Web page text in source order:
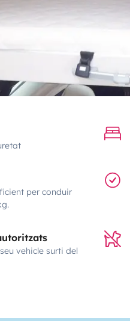
per conduir
vehicle surti del